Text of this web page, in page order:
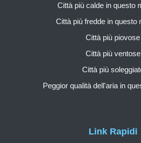
Link Rapidi
Città più calde in questo
Città più fredde in questo
Città più piovose
Città più ventose
Città più
Peggior qualità dell'aria in